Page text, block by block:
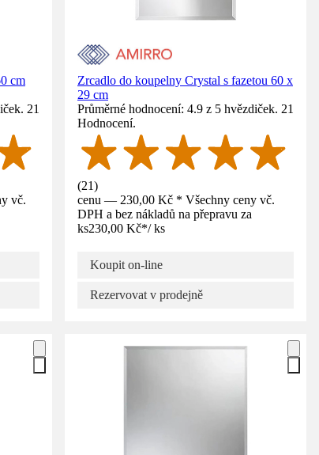
cm
21
vč.
Zrcadlo do koupelny Crystal s fazetou 60 x
29 cm
Průměrné hodnocení: 4.9 z 5 hvězdiček. 21
Hodnocení.
(21)
cenu — 230,00 Kč * Všechny ceny vč.
DPH a bez nákladů na přepravu za
ks230,00 Kč*/ ks
Koupit on-line
Rezervovat v prodejně